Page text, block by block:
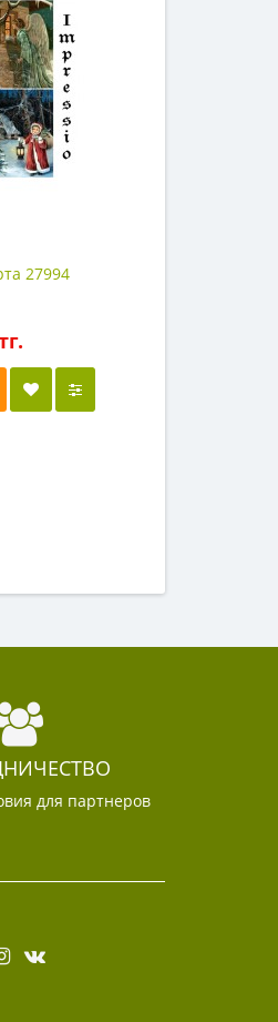
27994
для партнеров